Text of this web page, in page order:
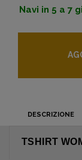
Navi in 5 a 7
DESCRIZIONE
TSHIRT